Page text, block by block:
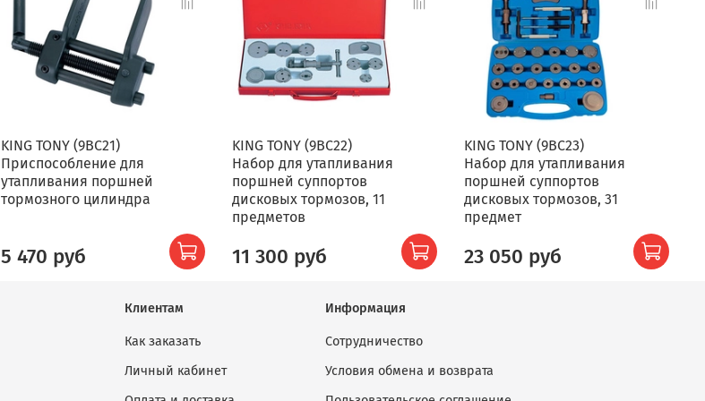
KING TONY (9BC21)
Приспособление для
утапливания поршней
тормозного цилиндра
5 470 руб
KING TONY (9BC22)
Набор для утапливания
поршней суппортов
дисковых тормозов, 11
предметов
11 300 руб
KING TONY (9BC23)
Набор для утапливания
поршней суппортов
дисковых тормозов, 31
предмет
23 050 руб
Клиентам
Как заказать
Личный кабинет
Информация
Сотрудничество
Условия обмена и возврата